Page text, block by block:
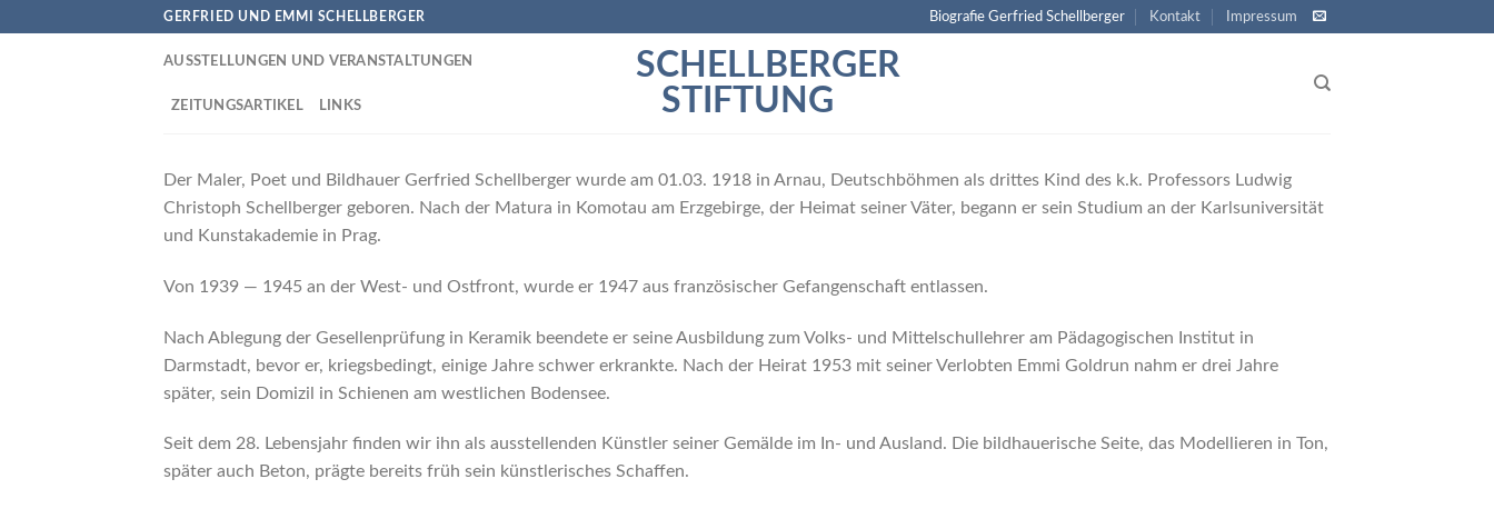
GERFRIED UND EMMI SCHELLBERGER Biografie Gerfried Schellberger Kontakt Impressum
SCHELLBERGER
STIFTUNG
AUSSTELLUNGEN UND VERANSTALTUNGEN
ZEITUNGSARTIKEL LINKS
Der Maler, Poet und Bildhauer Gerfried Schellberger wurde am 01.03. 1918 in Arnau, Deutschböhmen als drittes Kind des k.k. Professors Ludwig
Christoph Schellberger geboren. Nach der Matura in Komotau am Erzgebirge, der Heimat seiner Väter, begann er sein Studium an der Karlsuniversität
und Kunstakademie in Prag.
Von 1939 — 1945 an der West- und Ostfront, wurde er 1947 aus französischer Gefangenschaft entlassen.
Nach Ablegung der Gesellenprüfung in Keramik beendete er seine Ausbildung zum Volks- und Mittelschullehrer am Pädagogischen Institut in
Darmstadt, bevor er, kriegsbedingt, einige Jahre schwer erkrankte. Nach der Heirat 1953 mit seiner Verlobten Emmi Goldrun nahm er drei Jahre
später, sein Domizil in Schienen am westlichen Bodensee.
Seit dem 28. Lebensjahr finden wir ihn als ausstellenden Künstler seiner Gemälde im In- und Ausland. Die bildhauerische Seite, das Modellieren in Ton,
später auch Beton, prägte bereits früh sein künstlerisches Schaffen.